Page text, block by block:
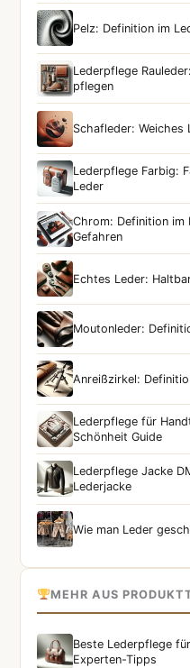
Pelz: Definition im
Lederpflege
pflegen
Schafleder: Weiches
Lederpflege Farbig:
Leder
Chrom: Definition im
Gefahren
Echtes Leder:
Moutonleder:
Anreißzirkel:
Lederpflege für
Schönheit Guide
Lederpflege Jacke
Lederjacke
Wie man Leder
MEHR AUS
Beste Lederpflege
Experten-Tipps